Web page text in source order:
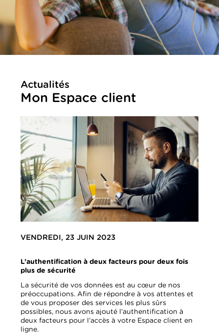
Actualités
Mon Espace client
VENDREDI, 23 JUIN 2023
L’authentification à deux facteurs pour deux fois
plus de sécurité
La sécurité de vos données est au cœur de nos
préoccupations. Afin de répondre à vos attentes et
de vous proposer des services les plus sûrs
possibles, nous avons ajouté l’authentification à
deux facteurs pour l’accès à votre Espace client en
ligne.